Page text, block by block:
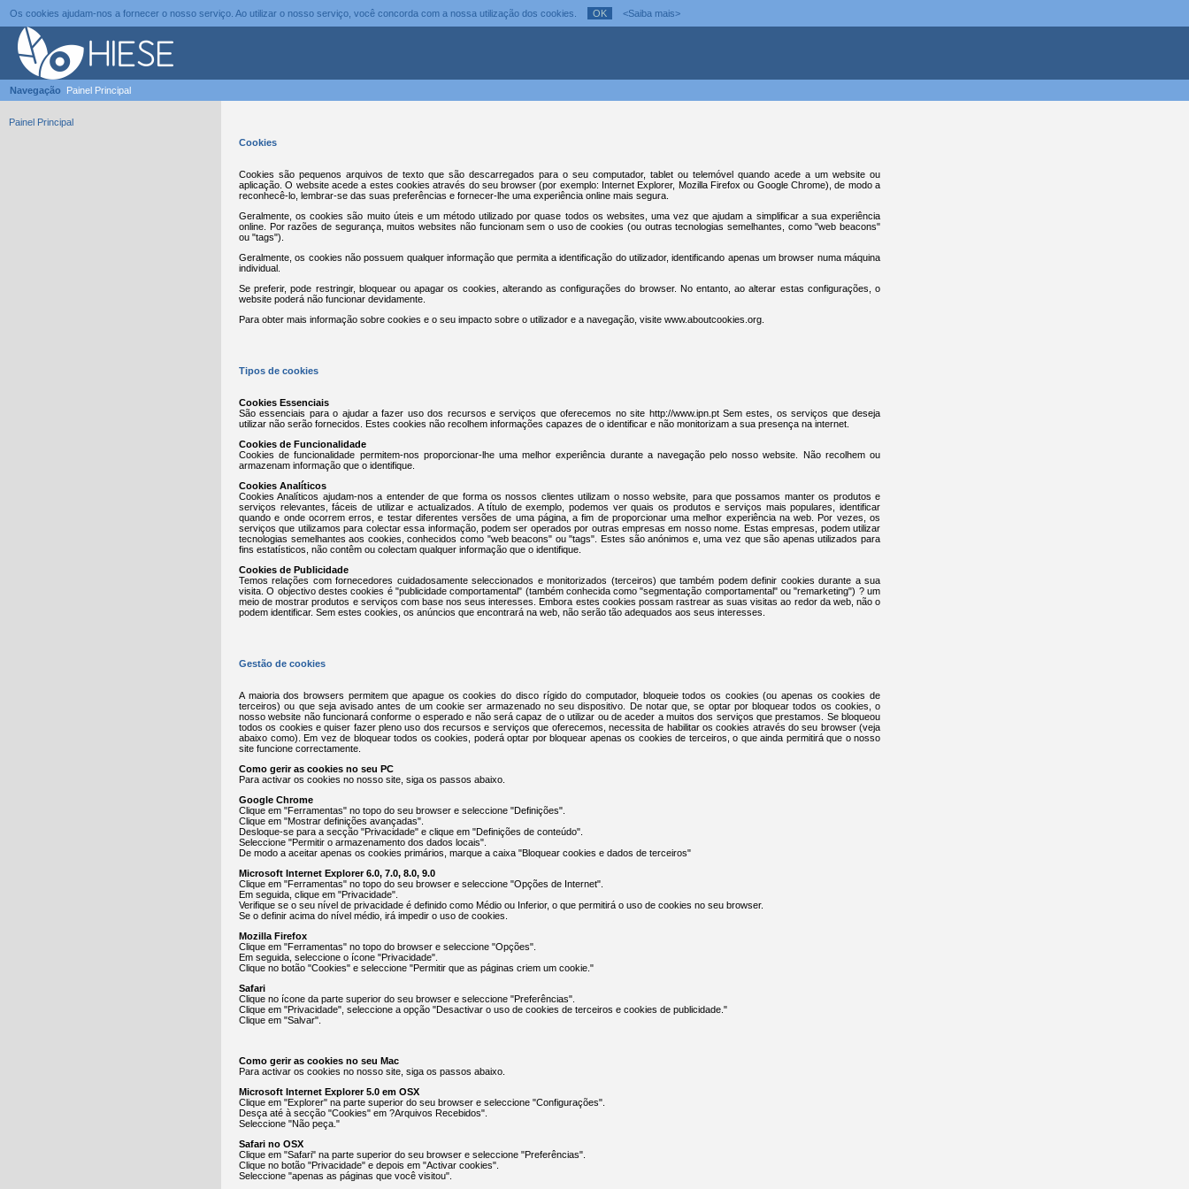
Os cookies ajudam-nos a fornecer o nosso serviço. Ao utilizar o nosso serviço, você concorda com a nossa utilização dos cookies. <Saiba mais>
Navegação Painel Principal
Painel Principal
Cookies
Cookies são pequenos arquivos de texto que são descarregados para o seu computador, tablet ou telemóvel quando acede a um website ou
aplicação. O website acede a estes cookies através do seu browser (por exemplo: Internet Explorer, Mozilla Firefox ou Google Chrome), de modo a
reconhecê-lo, lembrar-se das suas preferências e fornecer-lhe uma experiência online mais segura.
Geralmente, os cookies são muito úteis e um método utilizado por quase todos os websites, uma vez que ajudam a simplificar a sua experiência
online. Por razões de segurança, muitos websites não funcionam sem o uso de cookies (ou outras tecnologias semelhantes, como "web beacons"
ou "tags").
Geralmente, os cookies não possuem qualquer informação que permita a identificação do utilizador, identificando apenas um browser numa máquina
individual.
Se preferir, pode restringir, bloquear ou apagar os cookies, alterando as configurações do browser. No entanto, ao alterar estas configurações, o
website poderá não funcionar devidamente.
Para obter mais informação sobre cookies e o seu impacto sobre o utilizador e a navegação, visite www.aboutcookies.org.
Tipos de cookies
Cookies Essenciais
São essenciais para o ajudar a fazer uso dos recursos e serviços que oferecemos no site http://www.ipn.pt Sem estes, os serviços que deseja
utilizar não serão fornecidos. Estes cookies não recolhem informações capazes de o identificar e não monitorizam a sua presença na internet.
Cookies de Funcionalidade
Cookies de funcionalidade permitem-nos proporcionar-lhe uma melhor experiência durante a navegação pelo nosso website. Não recolhem ou
armazenam informação que o identifique.
Cookies Analíticos
Cookies Analíticos ajudam-nos a entender de que forma os nossos clientes utilizam o nosso website, para que possamos manter os produtos e
serviços relevantes, fáceis de utilizar e actualizados. A título de exemplo, podemos ver quais os produtos e serviços mais populares, identificar
quando e onde ocorrem erros, e testar diferentes versões de uma página, a fim de proporcionar uma melhor experiência na web. Por vezes, os
serviços que utilizamos para colectar essa informação, podem ser operados por outras empresas em nosso nome. Estas empresas, podem utilizar
tecnologias semelhantes aos cookies, conhecidos como "web beacons" ou "tags". Estes são anónimos e, uma vez que são apenas utilizados para
fins estatísticos, não contêm ou colectam qualquer informação que o identifique.
Cookies de Publicidade
Temos relações com fornecedores cuidadosamente seleccionados e monitorizados (terceiros) que também podem definir cookies durante a sua
visita. O objectivo destes cookies é "publicidade comportamental" (também conhecida como "segmentação comportamental" ou "remarketing") ? um
meio de mostrar produtos e serviços com base nos seus interesses. Embora estes cookies possam rastrear as suas visitas ao redor da web, não o
podem identificar. Sem estes cookies, os anúncios que encontrará na web, não serão tão adequados aos seus interesses.
Gestão de cookies
A maioria dos browsers permitem que apague os cookies do disco rígido do computador, bloqueie todos os cookies (ou apenas os cookies de
terceiros) ou que seja avisado antes de um cookie ser armazenado no seu dispositivo. De notar que, se optar por bloquear todos os cookies, o
nosso website não funcionará conforme o esperado e não será capaz de o utilizar ou de aceder a muitos dos serviços que prestamos. Se bloqueou
todos os cookies e quiser fazer pleno uso dos recursos e serviços que oferecemos, necessita de habilitar os cookies através do seu browser (veja
abaixo como). Em vez de bloquear todos os cookies, poderá optar por bloquear apenas os cookies de terceiros, o que ainda permitirá que o nosso
site funcione correctamente.
Como gerir as cookies no seu PC
Para activar os cookies no nosso site, siga os passos abaixo.
Google Chrome
Clique em "Ferramentas" no topo do seu browser e seleccione "Definições".
Clique em "Mostrar definições avançadas".
Desloque-se para a secção "Privacidade" e clique em "Definições de conteúdo".
Seleccione "Permitir o armazenamento dos dados locais".
De modo a aceitar apenas os cookies primários, marque a caixa "Bloquear cookies e dados de terceiros"
Microsoft Internet Explorer 6.0, 7.0, 8.0, 9.0
Clique em "Ferramentas" no topo do seu browser e seleccione "Opções de Internet".
Em seguida, clique em "Privacidade".
Verifique se o seu nível de privacidade é definido como Médio ou Inferior, o que permitirá o uso de cookies no seu browser.
Se o definir acima do nível médio, irá impedir o uso de cookies.
Mozilla Firefox
Clique em "Ferramentas" no topo do browser e seleccione "Opções".
Em seguida, seleccione o ícone "Privacidade".
Clique no botão "Cookies" e seleccione "Permitir que as páginas criem um cookie."
Safari
Clique no ícone da parte superior do seu browser e seleccione "Preferências".
Clique em "Privacidade", seleccione a opção "Desactivar o uso de cookies de terceiros e cookies de publicidade."
Clique em "Salvar".
Como gerir as cookies no seu Mac
Para activar os cookies no nosso site, siga os passos abaixo.
Microsoft Internet Explorer 5.0 em OSX
Clique em "Explorer" na parte superior do seu browser e seleccione "Configurações".
Desça até à secção "Cookies" em ?Arquivos Recebidos".
Seleccione "Não peça."
Safari no OSX
Clique em "Safari" na parte superior do seu browser e seleccione "Preferências".
Clique no botão "Privacidade" e depois em "Activar cookies".
Seleccione "apenas as páginas que você visitou".